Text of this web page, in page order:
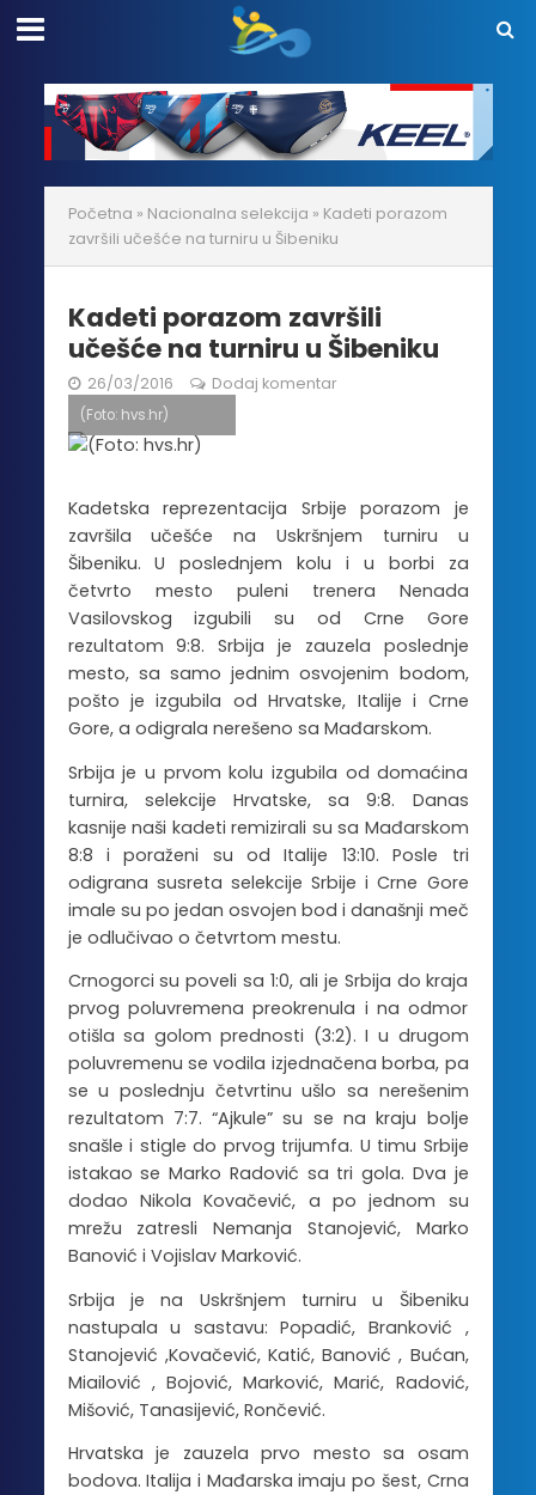
Početna » Nacionalna selekcija » Kadeti porazom
završili učešće na turniru u Šibeniku
Kadeti porazom završili
učešće na turniru u Šibeniku
26/03/2016 Dodaj komentar
(Foto: hvs.hr)
Kadetska reprezentacija Srbije porazom je
završila učešće na Uskršnjem turniru u
Šibeniku. U poslednjem kolu i u borbi za
četvrto mesto puleni trenera Nenada
Vasilovskog izgubili su od Crne Gore
rezultatom 9:8. Srbija je zauzela poslednje
mesto, sa samo jednim osvojenim bodom,
pošto je izgubila od Hrvatske, Italije i Crne
Gore, a odigrala nerešeno sa Mađarskom.
Srbija je u prvom kolu izgubila od domaćina
turnira, selekcije Hrvatske, sa 9:8. Danas
kasnije naši kadeti remizirali su sa Mađarskom
8:8 i poraženi su od Italije 13:10. Posle tri
odigrana susreta selekcije Srbije i Crne Gore
imale su po jedan osvojen bod i današnji meč
je odlučivao o četvrtom mestu.
Crnogorci su poveli sa 1:0, ali je Srbija do kraja
prvog poluvremena preokrenula i na odmor
otišla sa golom prednosti (3:2). I u drugom
poluvremenu se vodila izjednačena borba, pa
se u poslednju četvrtinu ušlo sa nerešenim
rezultatom 7:7. “Ajkule” su se na kraju bolje
snašle i stigle do prvog trijumfa. U timu Srbije
istakao se Marko Radović sa tri gola. Dva je
dodao Nikola Kovačević, a po jednom su
mrežu zatresli Nemanja Stanojević, Marko
Banović i Vojislav Marković.
Srbija je na Uskršnjem turniru u Šibeniku
nastupala u sastavu: Popadić, Branković ,
Stanojević ,Kovačević, Katić, Banović , Bućan,
Miailović , Bojović, Marković, Marić, Radović,
Mišović, Tanasijević, Rončević.
Hrvatska je zauzela prvo mesto sa osam
bodova. Italija i Mađarska imaju po šest, Crna